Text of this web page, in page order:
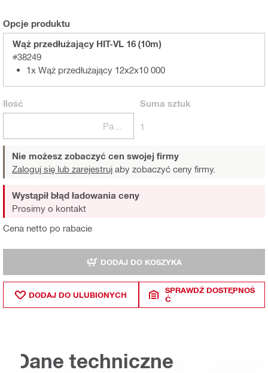
Opcje produktu
Wąż przedłużający HIT-VL 16 (10m)
#38249
1x Wąż przedłużający 12x2x10 000
Ilość Suma sztuk
1
Nie możesz zobaczyć cen swojej firmy
Zaloguj się lub zarejestruj aby zobaczyć ceny firmy.
Cena netto po rabacie
Wystąpił błąd ładowania ceny
Prosimy o kontakt
DODAJ DO KOSZYKA
DODAJ DO ULUBIONYCH
SPRAWDŹ DOSTĘPNOŚ
Ć
Dane techniczne